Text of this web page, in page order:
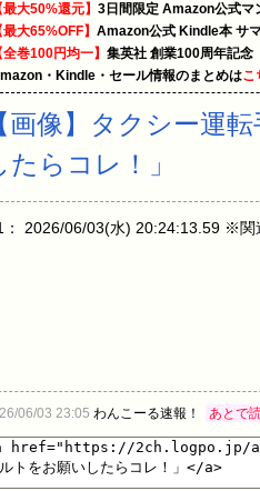
最大50%還元】 3日間限定 Amazon公式マ
最大65%OFF】 Amazon公式 Kindle本 サ
全巻100円均一】 集英社 創業100周年記念
・Kindle・セール情報のまとめはこ
画像】タクシー運
たらコレ！」
： 2026/06/03(水) 20:24:13.59 ※関
06/03 23:05 わんこーる速報！ あとで